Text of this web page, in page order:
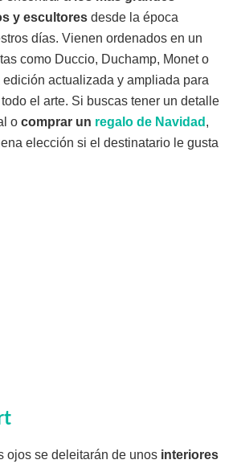
y escultores desde la época
días. Vienen ordenados en un
como Duccio, Duchamp, Monet o
actualizada y ampliada para
el arte. Si buscas tener un detalle
o comprar un regalo de Navidad ,
elección si el destinatario le gusta
ojos se deleitarán de unos interiores